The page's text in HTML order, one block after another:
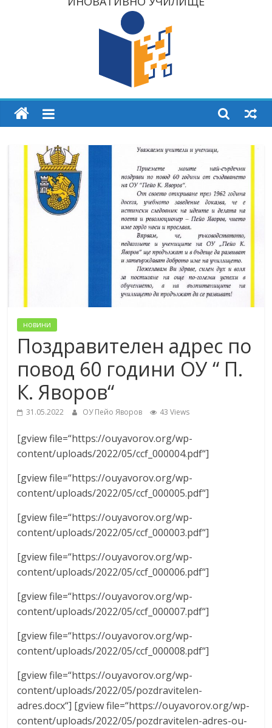
новини
Поздравителен адрес по
повод 60 години ОУ “ П.
К. Яворов“
31.05.2022 ОУ Пейо Яворов 43 Views
[gview file=“https://ouyavorov.org/wp-
content/uploads/2022/05/ccf_000004.pdf“]
[gview file=“https://ouyavorov.org/wp-
content/uploads/2022/05/ccf_000005.pdf“]
[gview file=“https://ouyavorov.org/wp-
content/uploads/2022/05/ccf_000003.pdf“]
[gview file=“https://ouyavorov.org/wp-
content/uploads/2022/05/ccf_000006.pdf“]
[gview file=“https://ouyavorov.org/wp-
content/uploads/2022/05/ccf_000007.pdf“]
[gview file=“https://ouyavorov.org/wp-
content/uploads/2022/05/ccf_000008.pdf“]
[gview file=“https://ouyavorov.org/wp-
content/uploads/2022/05/pozdravitelen-
adres.docx“] [gview file=“https://ouyavorov.org/wp-
content/uploads/2022/05/pozdravitelen-adres-ou-